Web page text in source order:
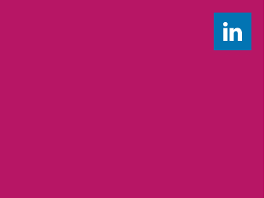
LINKEDIN